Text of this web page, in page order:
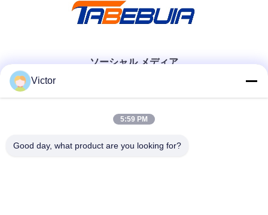
ソーシャル メディア
迅速な連絡
Victor
5:59 PM
Good day, what product are you looking for?